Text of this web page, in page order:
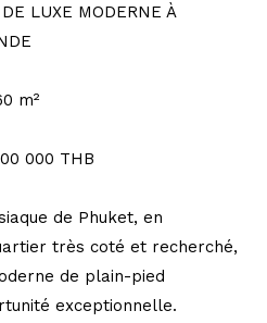
LUXE MODERNE À
m²
000 THB
de Phuket, en
très coté et recherché,
de plain-pied
exceptionnelle.